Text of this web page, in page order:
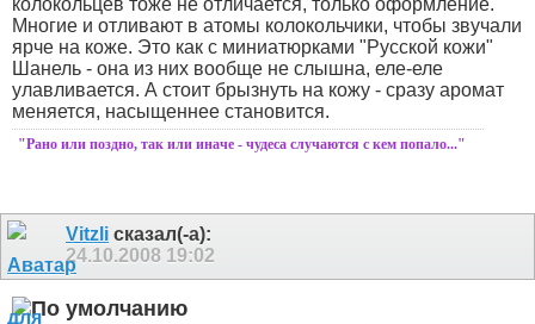
колокольцев тоже не отличается, только оформление.
Многие и отливают в атомы колокольчики, чтобы звучали
ярче на коже. Это как с миниатюрками "Русской кожи"
Шанель - она из них вообще не слышна, еле-еле
улавливается. А стоит брызнуть на кожу - сразу аромат
меняется, насыщеннее становится.
"Рано или поздно, так или иначе - чудеса случаются с кем попало..."
Vitzli сказал(-а):
24.10.2008 19:02